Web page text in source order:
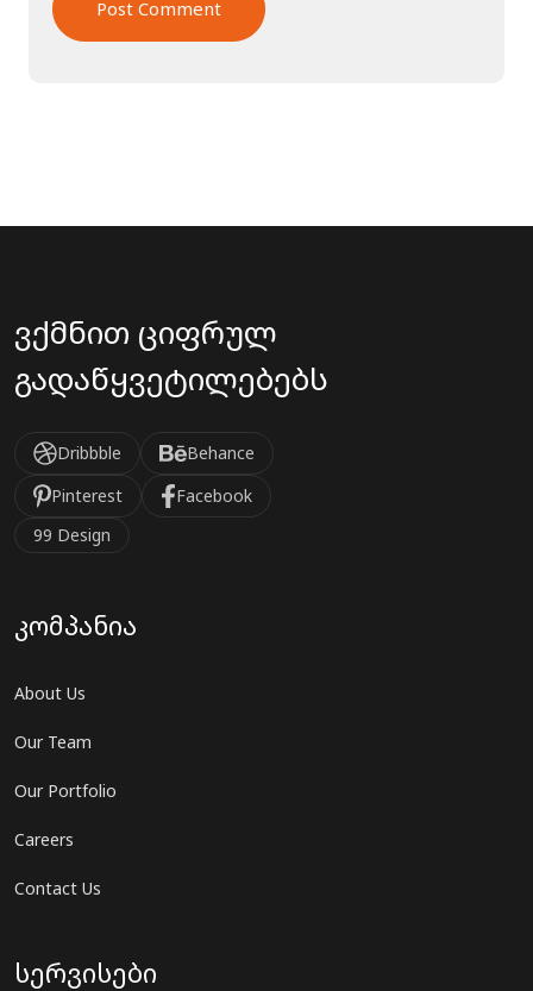
ვქმნით ციფრულ
გადაწყვეტილებებს
Dribbble
Behance
Pinterest
Facebook
99 Design
კომპანია
About Us
Our Team
Our Portfolio
Careers
Contact Us
სერვისები